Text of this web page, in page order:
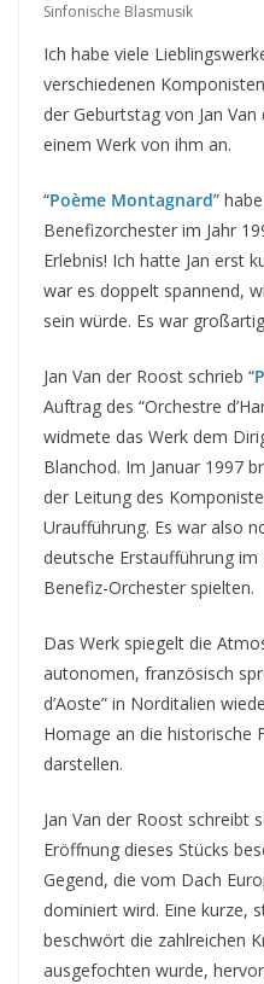
Sinfonische Blasmusik
Ich habe viele
verschiedenen
der Geburtstag von Jan
einem Werk von ihm an.
“Poème Montagnard”
Benefizorchester im Jahr
Erlebnis! Ich hatte Jan erst
war es doppelt spannend,
sein würde. Es war
Jan Van der Roost schrieb “
Auftrag des “Orchestre
widmete das Werk dem
Blanchod. Im Januar 1997
der Leitung des
Uraufführung. Es war also
deutsche Erstaufführung
Benefiz-Orchester spielten.
Das Werk spiegelt die
autonomen, französisch
d’Aoste” in Norditalien
Homage an die historische
darstellen.
Jan Van der Roost schreibt
Eröffnung dieses Stücks
Gegend, die vom Dach
dominiert wird. Eine kurze,
beschwört die zahlreichen
ausgefochten wurde,